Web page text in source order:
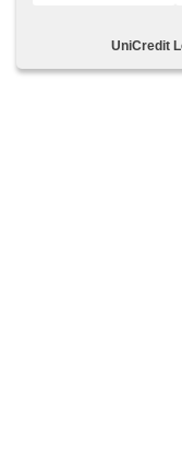
Elektronisches
Lenkrad,
UniCredit